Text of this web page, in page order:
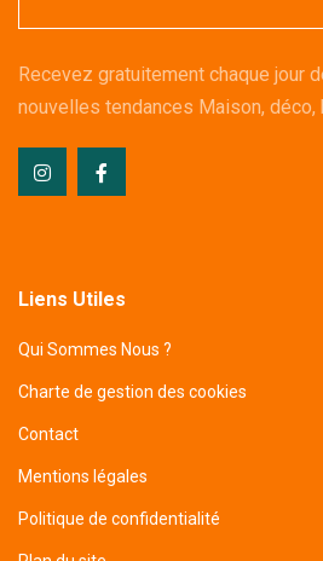
Recevez gratuitement chaque jour
nouvelles tendances Maison, déco,
Liens Utiles
Qui Sommes Nous ?
Charte de gestion des cookies
Contact
Mentions légales
Politique de confidentialité